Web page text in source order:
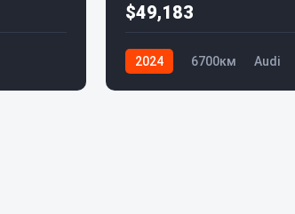
$49,183
2024 6700км Audi